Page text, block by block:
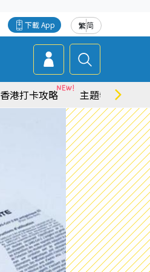
繁简
下載 App
香港打卡攻略 主題特集